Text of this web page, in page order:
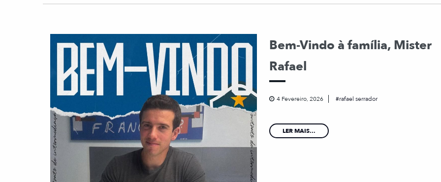
Bem-Vindo à família, Mister
Rafael
4 Fevereiro, 2026 rafael serrador
LER MAIS...